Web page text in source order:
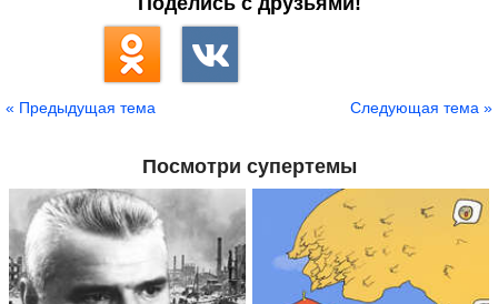
« Предыдущая тема Следующая тема »
Посмотри супертемы